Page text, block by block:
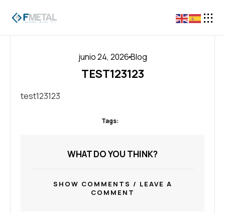
junio 24, 2026Blog
TEST123123
test123123
Tags:
WHAT DO YOU THINK?
SHOW COMMENTS / LEAVE A
COMMENT